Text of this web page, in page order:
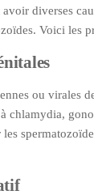
diverses
Voici les
ou virales
chlamydia,